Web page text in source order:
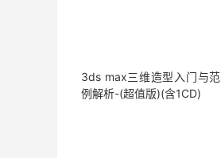
3ds max三维造型入门与范
例解析-(超值版)(含1CD)